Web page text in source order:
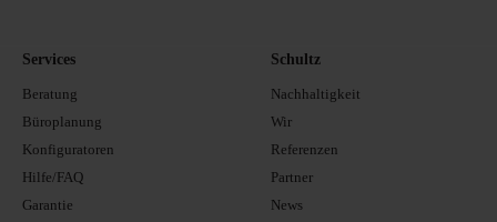
Services
Beratung
Büroplanung
Konfiguratoren
Hilfe/FAQ
Garantie
Schultz
Nachhaltigkeit
Wir
Referenzen
Partner
News